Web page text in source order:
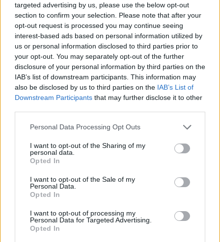
targeted advertising by us, please use the below opt-out
section to confirm your selection. Please note that after your
opt-out request is processed you may continue seeing
interest-based ads based on personal information utilized by
us or personal information disclosed to third parties prior to
your opt-out. You may separately opt-out of the further
disclosure of your personal information by third parties on the
IAB’s list of downstream participants. This information may
also be disclosed by us to third parties on the IAB’s List of
Downstream Participants that may further disclose it to other
Please note that this website/app uses one or more Google
not limited to your visit or usage behaviour. You may click to
grant or deny consent to Google and its third-party tags to
use your data for below specified purposes in below Google
consent section.
Personal Data Processing Opt Outs
I want to opt-out of the Sharing of my
personal data.
Opted In
I want to opt-out of the Sale of my
Personal Data.
Opted In
I want to opt-out of processing my
Personal Data for Targeted Advertising.
Opted In
NEWS
El Brent cae un 8.3% y arrastra a las materias primas
Lucía Herrera · 7 Ago 2026
NEWS